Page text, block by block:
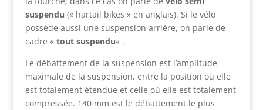
suspendu (« hartail bikes » en anglais). Si le vélo
possède aussi une suspension arrière, on parle de
cadre « tout suspendu« .
Le débattement de la suspension est l’amplitude
maximale de la suspension, entre la position où elle
est totalement étendue et celle où elle est totalement
compressée. 140 mm est le débattement le plus